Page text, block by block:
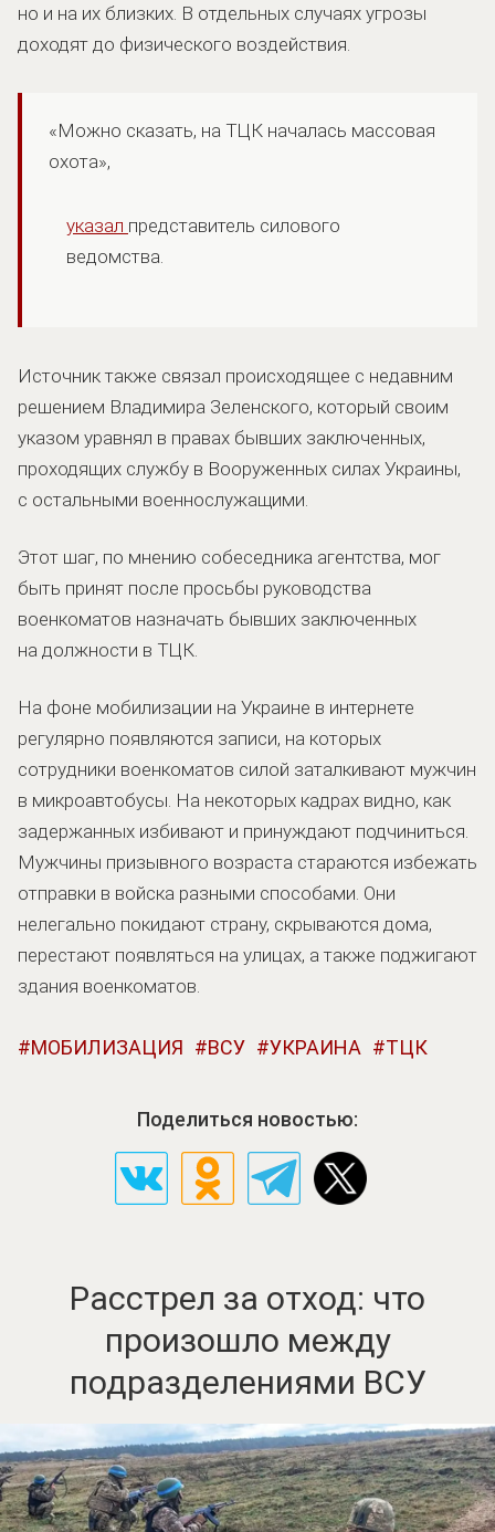
но и на их близких. В отдельных случаях угрозы
доходят до физического воздействия.
«Можно сказать, на ТЦК началась массовая
охота»,
указал представитель силового
ведомства.
Источник также связал происходящее с недавним
решением Владимира Зеленского, который своим
указом уравнял в правах бывших заключенных,
проходящих службу в Вооруженных силах Украины,
с остальными военнослужащими.
Этот шаг, по мнению собеседника агентства, мог
быть принят после просьбы руководства
военкоматов назначать бывших заключенных
на должности в ТЦК.
На фоне мобилизации на Украине в интернете
регулярно появляются записи, на которых
сотрудники военкоматов силой заталкивают мужчин
в микроавтобусы. На некоторых кадрах видно, как
задержанных избивают и принуждают подчиниться.
Мужчины призывного возраста стараются избежать
отправки в войска разными способами. Они
нелегально покидают страну, скрываются дома,
перестают появляться на улицах, а также поджигают
здания военкоматов.
МОБИЛИЗАЦИЯ ВСУ УКРАИНА ТЦК
Поделиться новостью:
Расстрел за отход: что
произошло между
подразделениями ВСУ